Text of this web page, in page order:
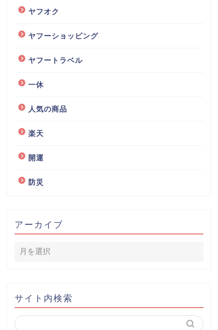
ヤフオク
ヤフーショッピング
ヤフートラベル
一休
人気の商品
楽天
開運
防災
アーカイブ
サイト内検索